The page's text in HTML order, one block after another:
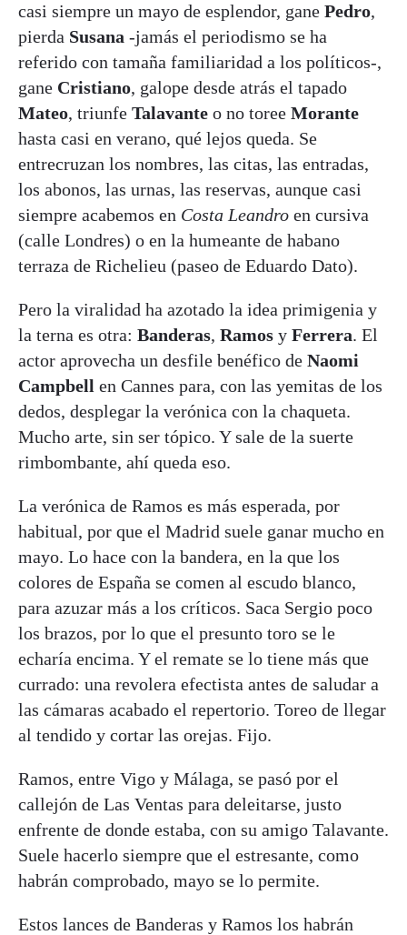
casi siempre un mayo de esplendor, gane Pedro,
pierda Susana -jamás el periodismo se ha
referido con tamaña familiaridad a los políticos-,
gane Cristiano, galope desde atrás el tapado
Mateo, triunfe Talavante o no toree Morante
hasta casi en verano, qué lejos queda. Se
entrecruzan los nombres, las citas, las entradas,
los abonos, las urnas, las reservas, aunque casi
siempre acabemos en Costa Leandro en cursiva
(calle Londres) o en la humeante de habano
terraza de Richelieu (paseo de Eduardo Dato).
Pero la viralidad ha azotado la idea primigenia y
la terna es otra: Banderas, Ramos y Ferrera. El
actor aprovecha un desfile benéfico de Naomi
Campbell en Cannes para, con las yemitas de los
dedos, desplegar la verónica con la chaqueta.
Mucho arte, sin ser tópico. Y sale de la suerte
rimbombante, ahí queda eso.
La verónica de Ramos es más esperada, por
habitual, por que el Madrid suele ganar mucho en
mayo. Lo hace con la bandera, en la que los
colores de España se comen al escudo blanco,
para azuzar más a los críticos. Saca Sergio poco
los brazos, por lo que el presunto toro se le
echaría encima. Y el remate se lo tiene más que
currado: una revolera efectista antes de saludar a
las cámaras acabado el repertorio. Toreo de llegar
al tendido y cortar las orejas. Fijo.
Ramos, entre Vigo y Málaga, se pasó por el
callejón de Las Ventas para deleitarse, justo
enfrente de donde estaba, con su amigo Talavante.
Suele hacerlo siempre que el estresante, como
habrán comprobado, mayo se lo permite.
Estos lances de Banderas y Ramos los habrán